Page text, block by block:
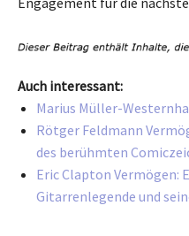
Auch interessant:
Marius Müller-
Rötger Feldmann
des berühmten
Eric Clapton Vermögen:
Gitarrenlegende und